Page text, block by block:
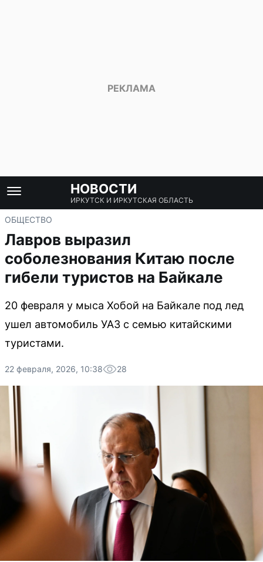
НОВОСТИ
ИРКУТСК И ИРКУТСКАЯ ОБЛАСТЬ
ОБЩЕСТВО
Лавров выразил
соболезнования Китаю после
гибели туристов на Байкале
20 февраля у мыса Хобой на Байкале под лед
ушел автомобиль УАЗ с семью китайскими
туристами.
22 февраля, 2026, 10:38 28